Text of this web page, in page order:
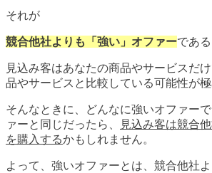
それが
競合他社よりも「強い」オファーであ
見込み客はあなたの商品やサービスだ
品やサービスと比較している可能性が極
そんなときに、どんなに強いオファー
ァーと同じだったら、
見込み客は競合
を購入するかもしれません。
よって、強いオファーとは、競合他社